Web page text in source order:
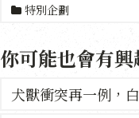
特別企劃
你可能也會有興
犬獸衝突再一例，